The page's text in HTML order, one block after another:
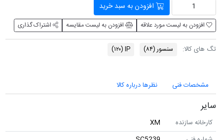
افزودن به سبد خرید
به لیست مورد علاقه افزودن به لیست مقایسه اشتراک گذاری
سنسور (۸۴) IP(۱۲۰)
فنی نظرها درباره کالا
XM